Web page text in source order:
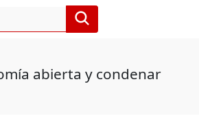
abierta y condenar